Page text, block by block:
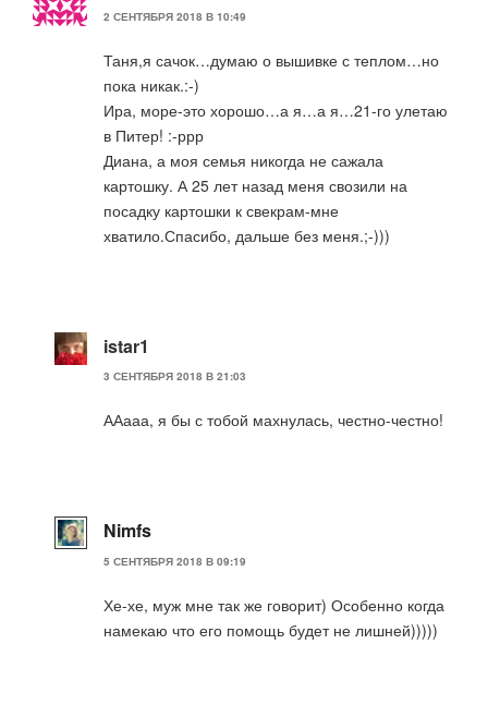
2 СЕНТЯБРЯ 2018 В 10:49
Таня,я сачок…думаю о вышивке с теплом…но
пока никак.:-)
Ира, море-это хорошо…а я…а я…21-го улетаю
в Питер! :-ррр
Диана, а моя семья никогда не сажала
картошку. А 25 лет назад меня свозили на
посадку картошки к свекрам-мне
хватило.Спасибо, дальше без меня.;-)))
istar1
3 СЕНТЯБРЯ 2018 В 21:03
ААааа, я бы с тобой махнулась, честно-честно!
Nimfs
5 СЕНТЯБРЯ 2018 В 09:19
Хе-хе, муж мне так же говорит) Особенно когда
намекаю что его помощь будет не лишней)))))